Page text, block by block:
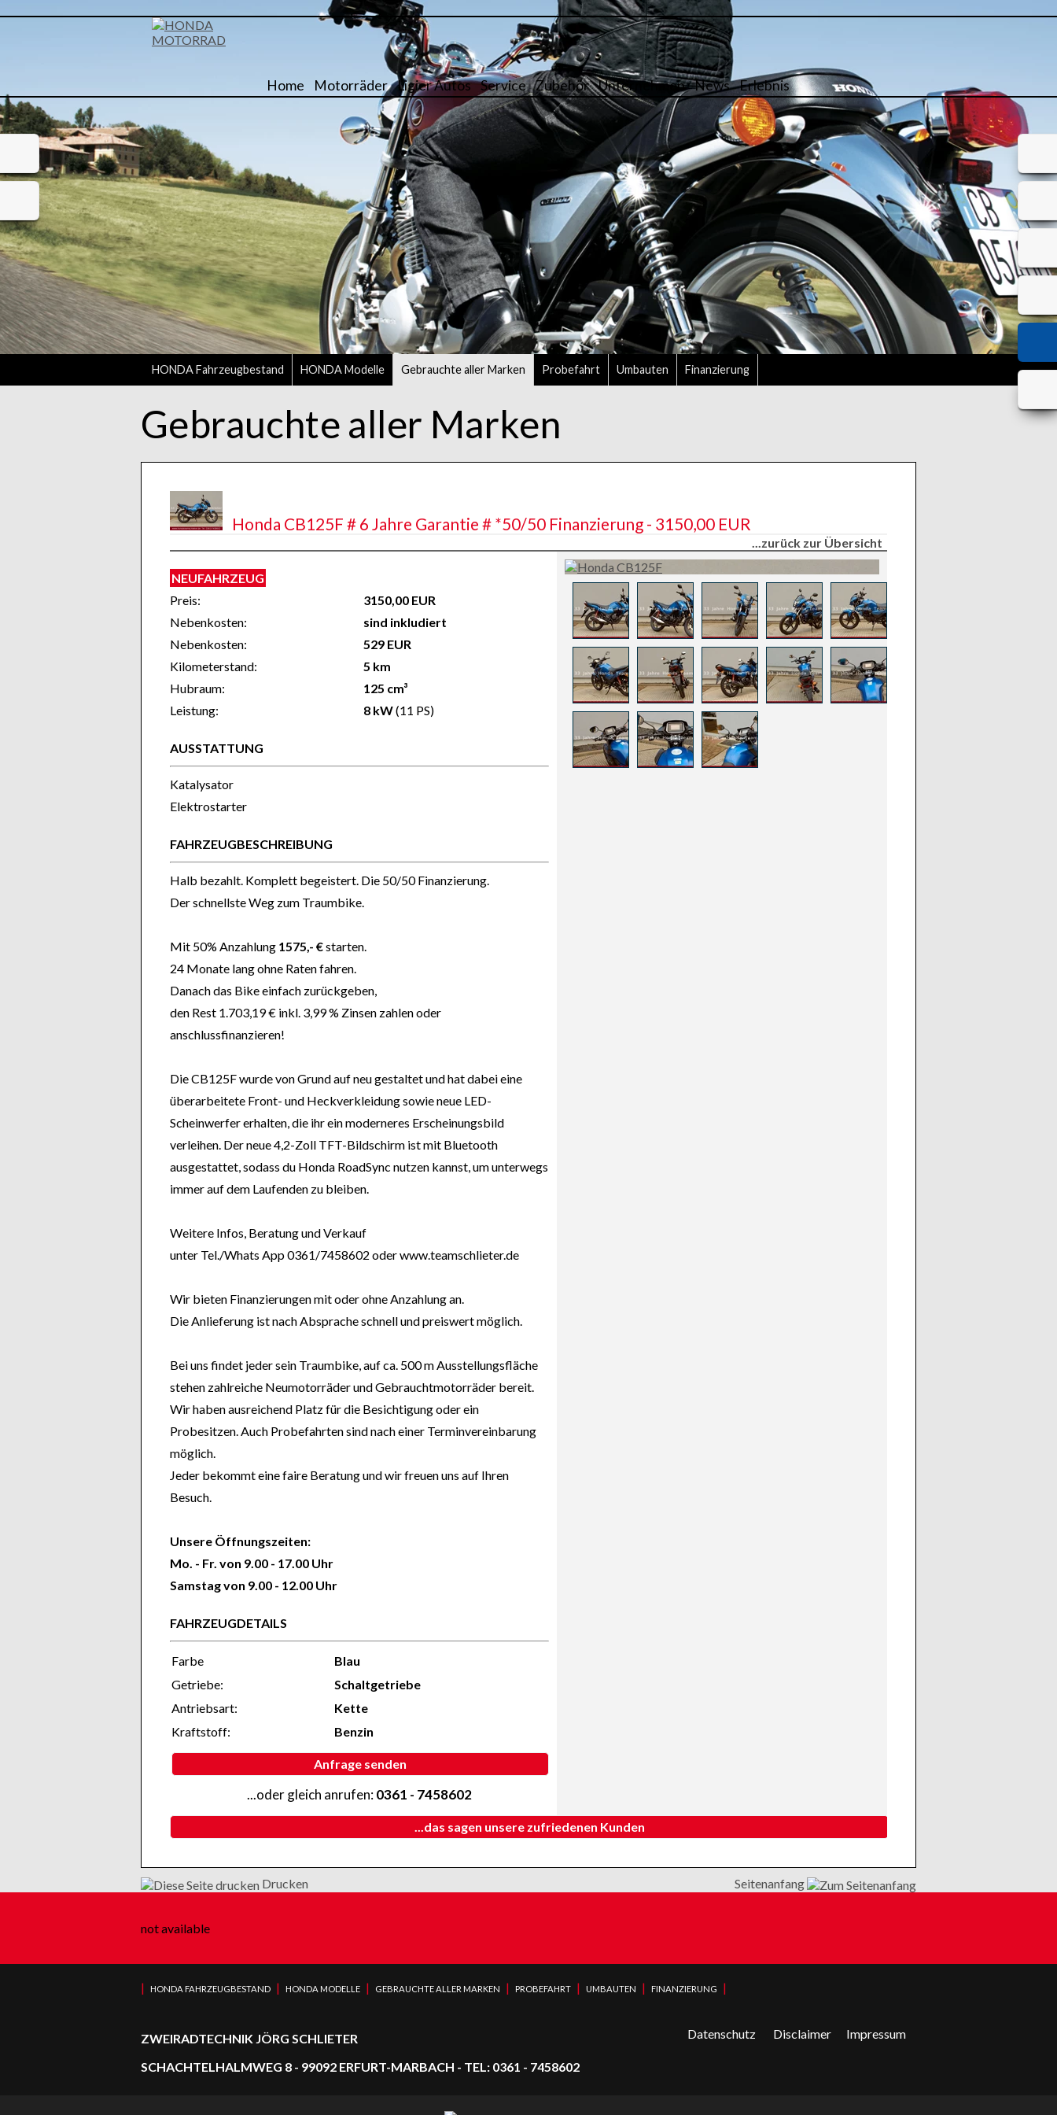
HONDA Fahrzeugbestand HONDA Modelle Gebrauchte aller Marken Probefahrt Umbauten Finanzierung
Home Motorräder Ligier Autos Service Zubehör Unternehmen News Erlebnis
Gebrauchte aller Marken
Honda CB125F # 6 Jahre Garantie # *50/50 Finanzierung - 3150,00 EUR
...zurück zur Übersicht
NEUFAHRZEUG
Preis:
3150,00 EUR
Nebenkosten:
sind inkludiert
Nebenkosten:
529 EUR
Kilometerstand:
5 km
Hubraum:
125 cm³
Leistung:
8 kW(11 PS)
AUSSTATTUNG
Katalysator
Elektrostarter
FAHRZEUGBESCHREIBUNG
Halb bezahlt. Komplett begeistert. Die 50/50 Finanzierung.
Der schnellste Weg zum Traumbike.
Mit 50% Anzahlung 1575,- €starten.
24 Monate lang ohne Raten fahren.
Danach das Bike einfach zurückgeben,
den Rest 1.703,19 € inkl. 3,99 % Zinsen zahlen oder
anschlussfinanzieren!
Die CB125F wurde von Grund auf neu gestaltet und hat dabei eine
überarbeitete Front- und Heckverkleidung sowie neue LED-
Scheinwerfer erhalten, die ihr ein moderneres Erscheinungsbild
verleihen. Der neue 4,2-Zoll TFT-Bildschirm ist mit Bluetooth
ausgestattet, sodass du Honda RoadSync nutzen kannst, um unterwegs
immer auf dem Laufenden zu bleiben.
Weitere Infos, Beratung und Verkauf
unter Tel./Whats App 0361/7458602 oder www.teamschlieter.de
Wir bieten Finanzierungen mit oder ohne Anzahlung an.
Die Anlieferung ist nach Absprache schnell und preiswert möglich.
Bei uns findet jeder sein Traumbike, auf ca. 500 m Ausstellungsfläche
stehen zahlreiche Neumotorräder und Gebrauchtmotorräder bereit.
Wir haben ausreichend Platz für die Besichtigung oder ein
Probesitzen. Auch Probefahrten sind nach einer Terminvereinbarung
möglich.
Jeder bekommt eine faire Beratung und wir freuen uns auf Ihren
Besuch.
Unsere Öffnungszeiten:
Mo. - Fr. von 9.00 - 17.00 Uhr
Samstag von 9.00 - 12.00 Uhr
FAHRZEUGDETAILS
Farbe
Blau
Getriebe:
Schaltgetriebe
Antriebsart:
Kette
Kraftstoff:
Benzin
Anfrage senden
...oder gleich anrufen:0361 - 7458602
...das sagen unsere zufriedenen Kunden
Drucken Seitenanfang
not available
| HONDA FAHRZEUGBESTAND | HONDA MODELLE | GEBRAUCHTE ALLER MARKEN | PROBEFAHRT | UMBAUTEN | FINANZIERUNG |
ZWEIRADTECHNIK JÖRG SCHLIETER
SCHACHTELHALMWEG 8 - 99092 ERFURT-MARBACH - TEL: 0361 - 7458602
Datenschutz Disclaimer Impressum